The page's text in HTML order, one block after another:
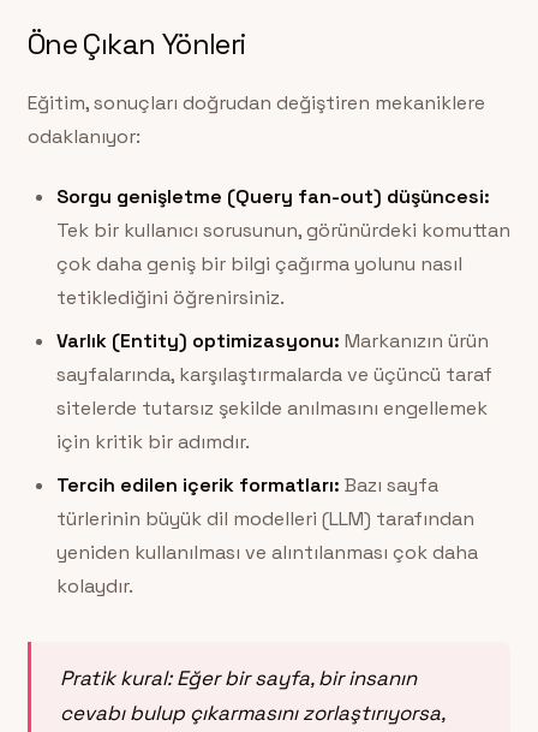
Öne Çıkan Yönleri
Eğitim, sonuçları doğrudan değiştiren mekaniklere
odaklanıyor:
Sorgu genişletme (Query fan-out) düşüncesi:
Tek bir kullanıcı sorusunun, görünürdeki komuttan
çok daha geniş bir bilgi çağırma yolunu nasıl
tetiklediğini öğrenirsiniz.
Varlık (Entity) optimizasyonu: Markanızın ürün
sayfalarında, karşılaştırmalarda ve üçüncü taraf
sitelerde tutarsız şekilde anılmasını engellemek
için kritik bir adımdır.
Tercih edilen içerik formatları: Bazı sayfa
türlerinin büyük dil modelleri (LLM) tarafından
yeniden kullanılması ve alıntılanması çok daha
kolaydır.
Pratik kural: Eğer bir sayfa, bir insanın
cevabı bulup çıkarmasını zorlaştırıyorsa,